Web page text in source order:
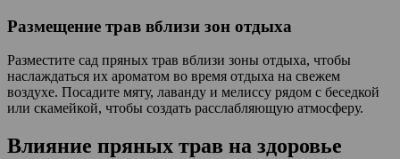
Размещение трав вблизи зон отдыха
Разместите сад пряных трав вблизи зоны отдыха, чтобы
наслаждаться их ароматом во время отдыха на свежем
воздухе. Посадите мяту, лаванду и мелиссу рядом с беседкой
или скамейкой, чтобы создать расслабляющую атмосферу.
Влияние пряных трав на здоровье